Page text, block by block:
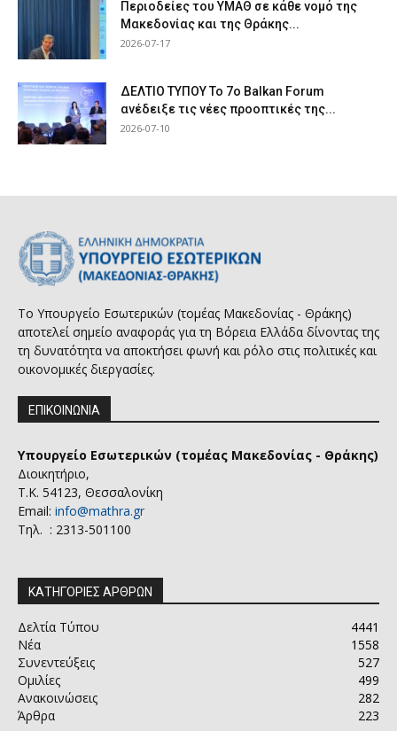
Περιοδείες του ΥΜΑΘ σε κάθε νομό της
Μακεδονίας και της Θράκης...
2026-07-17
ΔΕΛΤΙΟ ΤΥΠΟΥ Το 7ο Balkan Forum
ανέδειξε τις νέες προοπτικές της...
2026-07-10
Το Υπουργείο Εσωτερικών (τομέας Μακεδονίας - Θράκης)
αποτελεί σημείο αναφοράς για τη Βόρεια Ελλάδα δίνοντας της
τη δυνατότητα να αποκτήσει φωνή και ρόλο στις πολιτικές και
οικονομικές διεργασίες.
ΕΠΙΚΟΙΝΩΝΙΑ
Υπουργείο Εσωτερικών (τομέας Μακεδονίας - Θράκης)
Διοικητήριο,
Τ.Κ. 54123, Θεσσαλονίκη
Email: info@mathra.gr
Τηλ. : 2313-501100
ΚΑΤΗΓΟΡΙΕΣ ΑΡΘΡΩΝ
Δελτία Τύπου
4441
Νέα
1558
Συνεντεύξεις
527
Ομιλίες
499
Ανακοινώσεις
282
Άρθρα
223